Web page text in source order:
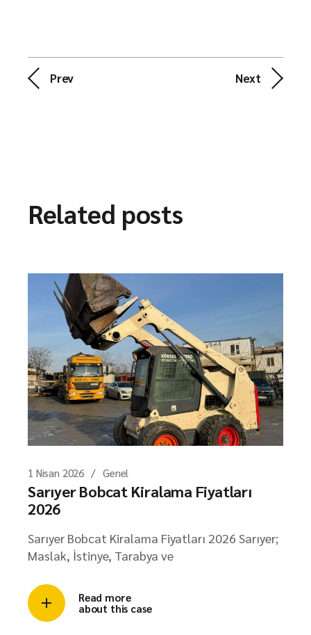
Prev Next
Related posts
1 Nisan 2026 Genel
Sarıyer Bobcat Kiralama Fiyatları
2026
Sarıyer Bobcat Kiralama Fiyatları 2026 Sarıyer;
Maslak, İstinye, Tarabya ve
Read more
about this case